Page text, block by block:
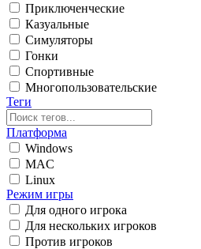
Приключенческие
Казуальные
Симуляторы
Гонки
Спортивные
Многопользовательские
Теги
Платформа
Windows
MAC
Linux
Режим игры
Для одного игрока
Для нескольких игроков
Против игроков